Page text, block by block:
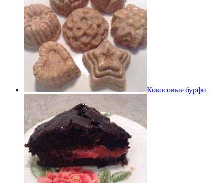
Кокосовые бурфи